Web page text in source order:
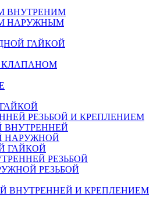
ВНУТРЕНИМ
НАРУЖНЫМ
ГАЙКОЙ
КЛАПАНОМ
РЕЗЬБОЙ И КРЕПЛЕНИЕМ
ВНУТРЕННЕЙ
НАРУЖНОЙ
ГАЙКОЙ
РЕЗЬБОЙ
РЕЗЬБОЙ
ВНУТРЕННЕЙ И КРЕПЛЕНИЕМ